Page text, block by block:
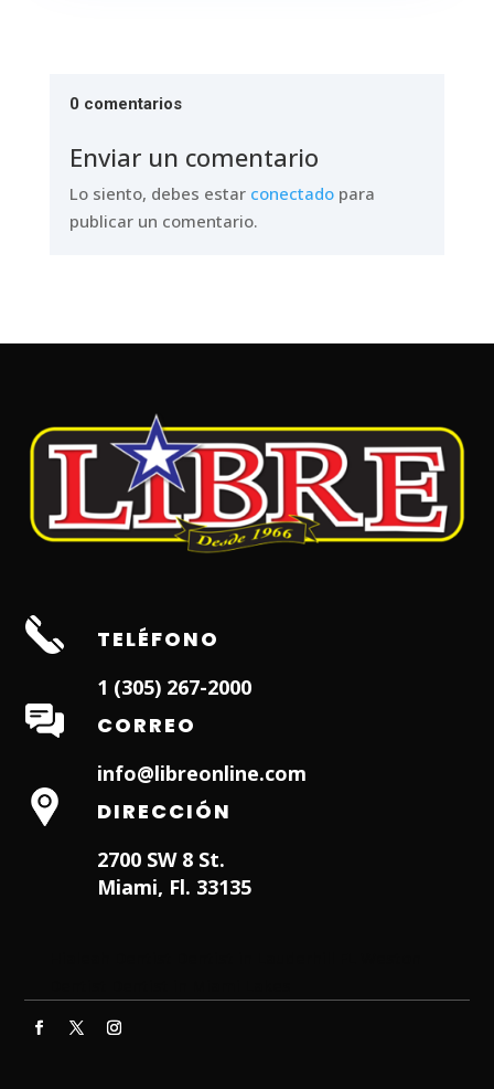
0 comentarios
Enviar un comentario
Lo siento, debes estar conectadopara
publicar un comentario.
TELÉFONO
1 (305) 267-2000
CORREO
info@libreonline.com
DIRECCIÓN
2700 SW 8 St.
Miami, Fl. 33135